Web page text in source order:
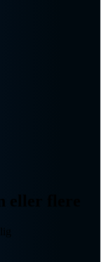
eller flere